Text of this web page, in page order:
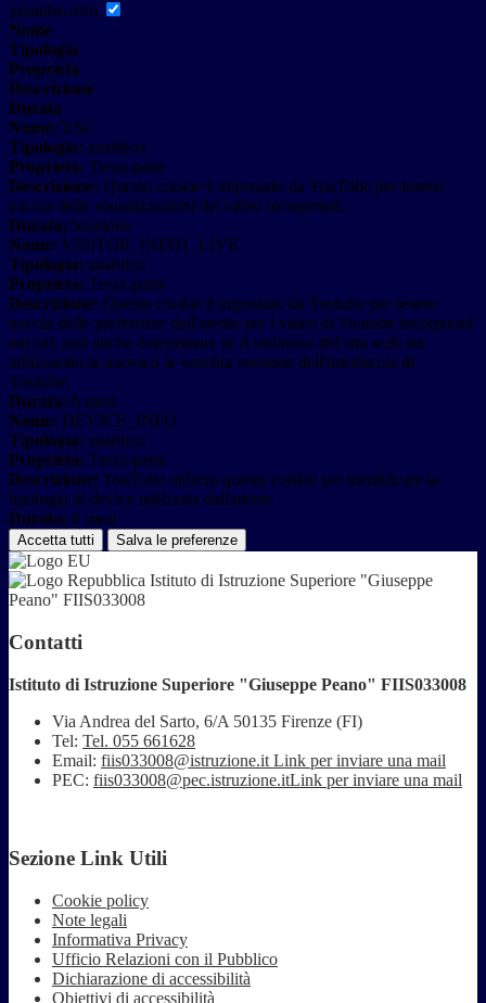
youtube.com
Nome
Tipologia
Proprieta
Descrizione
Durata
Nome: YSC
Tipologia: analitico
Proprieta: Terza-parte
Descrizione: Questo cookie è impostato da YouTube per tenere
traccia delle visualizzazioni dei video incorporati.
Durata: Sessione
Nome: VISITOR_INFO1_LIVE
Tipologia: analitico
Proprieta: Terza-parte
Descrizione: Questo cookie è impostato da Youtube per tenere
traccia delle preferenze dell'utente per i video di Youtube incorporati
nei siti; può anche determinare se il visitatore del sito web sta
utilizzando la nuova o la vecchia versione dell'interfaccia di
Youtube.
Durata: 6 mesi
Nome: DEVICE_INFO
Tipologia: analitico
Proprieta: Terza-parte
Descrizione: YouTube utilizza questo cookie per identificare la
tipologia di device utilizzata dall'utente
Durata: 6 mesi
Accetta tutti Salva le preferenze
Istituto di Istruzione Superiore "Giuseppe
Peano" FIIS033008
Contatti
Istituto di Istruzione Superiore "Giuseppe Peano" FIIS033008
Via Andrea del Sarto, 6/A 50135 Firenze (FI)
Tel: Tel. 055 661628
Email: fiis033008@istruzione.it Link per inviare una mail
PEC: fiis033008@pec.istruzione.itLink per inviare una mail
Sezione Link Utili
Cookie policy
Note legali
Informativa Privacy
Ufficio Relazioni con il Pubblico
Dichiarazione di accessibilità
Obiettivi di accessibilità